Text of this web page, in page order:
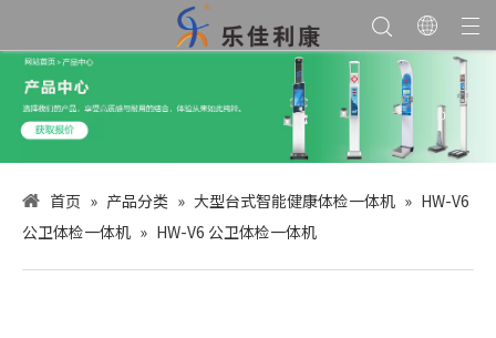
首页 » 产品分类 » 大型台式智能健康体检一体机 » HW-V6
公卫体检一体机 » HW-V6 公卫体检一体机